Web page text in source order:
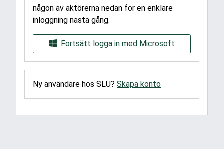
någon av aktörerna nedan för en enklare
inloggning nästa gång.
Fortsätt logga in med Microsoft
Ny användare hos SLU? Skapa konto